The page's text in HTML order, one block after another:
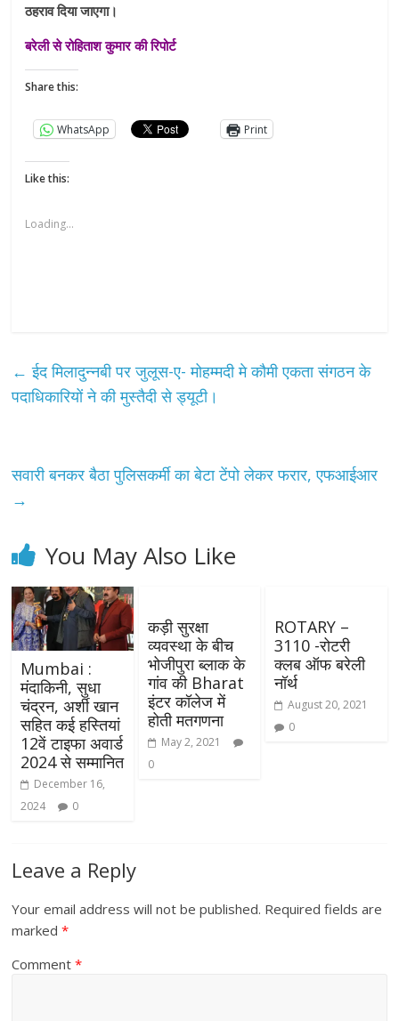
ठहराव दिया जाएगा।
बरेली से रोहिताश कुमार की रिपोर्ट
Share this:
WhatsApp Print
Like this:
Loading...
← ईद मिलादुन्नबी पर जुलूस-ए- मोहम्मदी मे कौमी एकता संगठन के
पदाधिकारियों ने की मुस्तैदी से ड्यूटी।
सवारी बनकर बैठा पुलिसकर्मी का बेटा टेंपो लेकर फरार, एफआईआर
→
You May Also Like
Mumbai :
मंदाकिनी, सुधा
चंद्रन, अर्शी खान
सहित कई हस्तियां
12वें टाइफा अवार्ड
2024 से सम्मानित
December 16,
2024
0
कड़ी सुरक्षा
व्यवस्था के बीच
भोजीपुरा ब्लाक के
गांव की Bharat
इंटर कॉलेज में
होती मतगणना
May 2, 2021
0
ROTARY –
3110 -रोटरी
क्लब ऑफ बरेली
नॉर्थ
August 20, 2021
0
Leave a Reply
Your email address will not be published. Required fields are
marked*
Comment*